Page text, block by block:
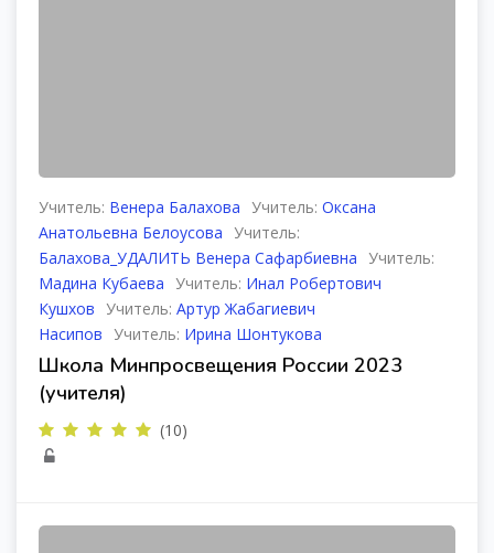
Учитель: Венера Балахова Учитель: Оксана
Анатольевна Белоусова Учитель:
Балахова_УДАЛИТЬ Венера Сафарбиевна Учитель:
Мадина Кубаева Учитель: Инал Робертович
Кушхов Учитель: Артур Жабагиевич
Насипов Учитель: Ирина Шонтукова
Школа Минпросвещения России 2023
(учителя)
(10)